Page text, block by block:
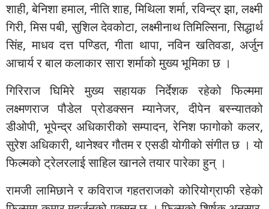
शाही, बेनिशा हमाल, नीति शाह, मिथिला शर्मा, रविन्द्र झा, लक्ष्मी
गिरी, मिस पबी, सुशिल देवकोटा, लक्ष्मीनाथ तिमिल्सिना, सिद्धार्थ
सिंह, माधव दत्त पण्डित, गीता थापा, नविन खतिवडा, अर्जुन
आचार्य र बाल कलाकार सारा शर्माको मुख्य भूमिका छ ।
गिरिराज घिमिरे मुख्य सहायक निर्देशक रहेको फिल्ममा
लक्ष्मणराज पौडेल प्रोडक्सन म्यानेजर, दीपेन बस्न्यातको
डीओपी, भूपेन्द्र अधिकारीको सम्पादन, रेनिश फागोको कलर,
सुरेश अधिकारी, थानेश्वर गौतम र एसडी योगीको संगीत छ । यो
फिल्मको ट्रेलरलाई साहिल खानले तयार पारेका हुन् ।
रामजी लामिछाने र कविराज गहतराजको कोरियोग्राफी रहेको